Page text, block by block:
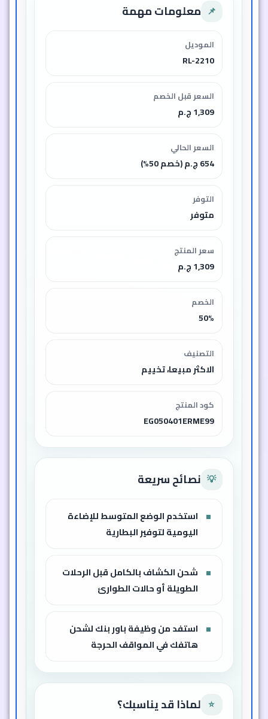
📌 معلومات مهمة
الموديل
RL-2210
السعر قبل الخصم
1,309 ج.م
السعر الحالي
654 ج.م (خصم 50%)
التوفر
متوفر
سعر المنتج
1,309 ج.م
الخصم
50%
التصنيف
الاكثر مبيعا، تخييم
كود المنتج
EG050401ERME99
💡 نصائح سريعة
استخدم الوضع المتوسط للإضاءة
اليومية لتوفير البطارية
شحن الكشاف بالكامل قبل الرحلات
الطويلة أو حالات الطوارئ
استفد من وظيفة باور بنك لشحن
هاتفك في المواقف الحرجة
⭐ لماذا قد يناسبك؟